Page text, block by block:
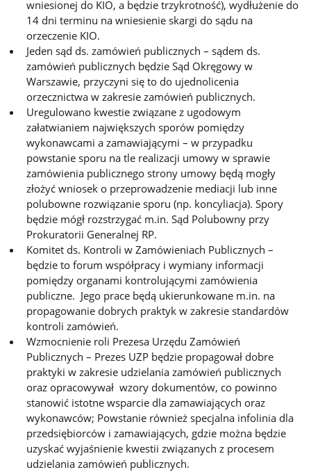
wniesionej do KIO, a będzie trzykrotność), wydłużenie do
14 dni terminu na wniesienie skargi do sądu na
orzeczenie KIO.
Jeden sąd ds. zamówień publicznych – sądem ds.
zamówień publicznych będzie Sąd Okręgowy w
Warszawie, przyczyni się to do ujednolicenia
orzecznictwa w zakresie zamówień publicznych.
Uregulowano kwestie związane z ugodowym
załatwianiem największych sporów pomiędzy
wykonawcami a zamawiającymi – w przypadku
powstanie sporu na tle realizacji umowy w sprawie
zamówienia publicznego strony umowy będą mogły
złożyć wniosek o przeprowadzenie mediacji lub inne
polubowne rozwiązanie sporu (np. koncyliacja). Spory
będzie mógł rozstrzygać m.in. Sąd Polubowny przy
Prokuratorii Generalnej RP.
Komitet ds. Kontroli w Zamówieniach Publicznych –
będzie to forum współpracy i wymiany informacji
pomiędzy organami kontrolującymi zamówienia
publiczne. Jego prace będą ukierunkowane m.in. na
propagowanie dobrych praktyk w zakresie standardów
kontroli zamówień.
Wzmocnienie roli Prezesa Urzędu Zamówień
Publicznych – Prezes UZP będzie propagował dobre
praktyki w zakresie udzielania zamówień publicznych
oraz opracowywał wzory dokumentów, co powinno
stanowić istotne wsparcie dla zamawiających oraz
wykonawców; Powstanie również specjalna infolinia dla
przedsiębiorców i zamawiających, gdzie można będzie
uzyskać wyjaśnienie kwestii związanych z procesem
udzielania zamówień publicznych.